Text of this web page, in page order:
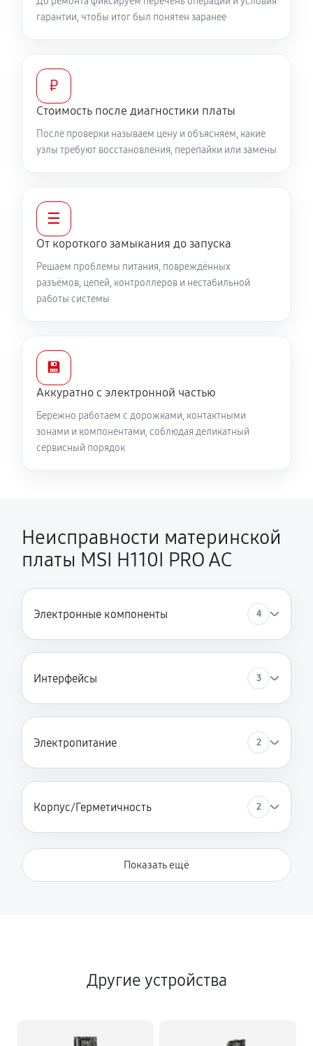
гарантии, чтобы итог был понятен заранее
₽
Стоимость после диагностики платы
После проверки называем цену и объясняем, какие
узлы требуют восстановления, перепайки или замены
☰
От короткого замыкания до запуска
Решаем проблемы питания, повреждённых
разъёмов, цепей, контроллеров и нестабильной
работы системы
💾
Аккуратно с электронной частью
Бережно работаем с дорожками, контактными
зонами и компонентами, соблюдая деликатный
сервисный порядок
Неисправности материнской
платы MSI H110I PRO AC
Электронные компоненты 4
Интерфейсы 3
Электропитание 2
Корпус/Герметичность 2
Показать ещё
Другие устройства